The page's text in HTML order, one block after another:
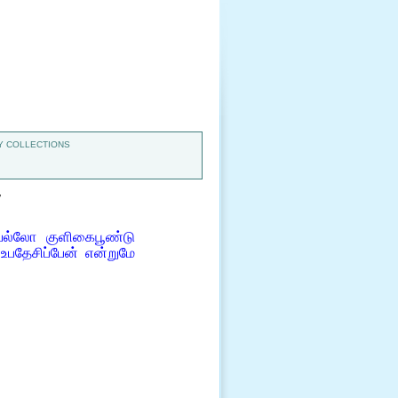
COLLECTIONS
குளிகைபூண்டு
என்றுமே